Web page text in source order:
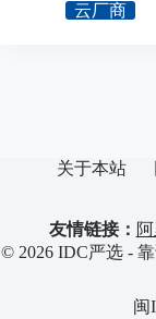
云厂商
关于本站
友情链接：
© 2026 IDC严选 -
闽